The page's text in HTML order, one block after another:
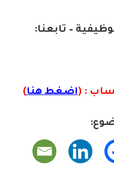
– تابعنا:
: (اضغط هنا)